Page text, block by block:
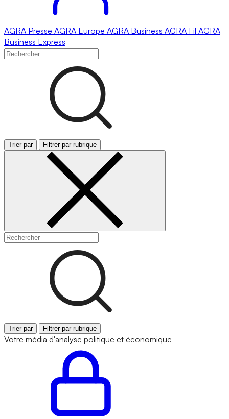
AGRA Presse AGRA Europe AGRA Business AGRA Fil AGRA
Business Express
Trier par Filtrer par rubrique
Trier par Filtrer par rubrique
Votre média d'analyse politique et économique